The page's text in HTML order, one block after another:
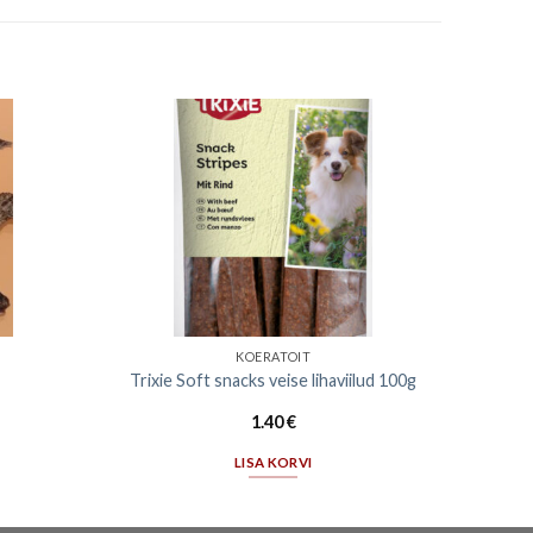
KOERATOIT
Trixie Soft snacks veise lihaviilud 100g
1.40€
LISA KORVI